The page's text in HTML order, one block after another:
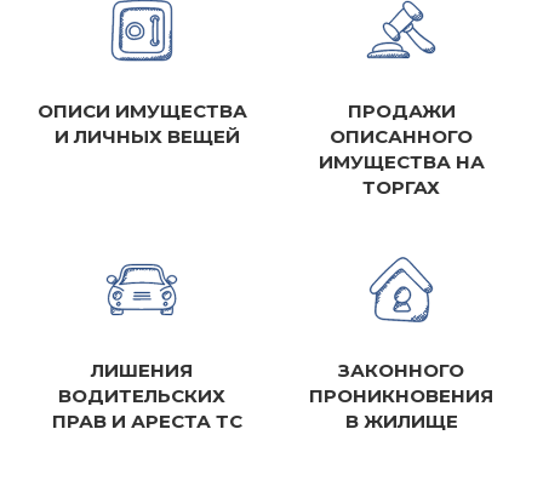
ОПИСИ ИМУЩЕСТВА
И ЛИЧНЫХ ВЕЩЕЙ
ПРОДАЖИ
ОПИСАННОГО
ИМУЩЕСТВА НА
ТОРГАХ
ЛИШЕНИЯ
ВОДИТЕЛЬСКИХ
ПРАВ И АРЕСТА ТС
ЗАКОННОГО
ПРОНИКНОВЕНИЯ
В ЖИЛИЩЕ